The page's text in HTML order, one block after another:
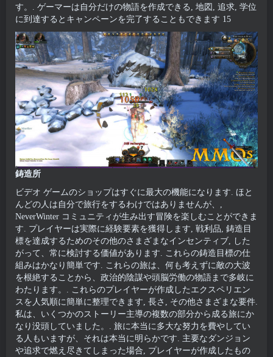
す。. ゲーマーは自分だけの物語を作成できる, 地図, 追求, 学位
に到達するとキャンペーンを完了することもできます 15
鋳造所
ビデオ ゲームのショップはすぐに最大の機能になります. ほと
んどの人は自分で旅行をするわけではありませんが、,
NeverWinter コミュニティが生み出す冒険を楽しむことができま
す. プレイヤーは実際に経験要素を獲得します, 戦利品, 鋳造目
標を達成するためのその他のさまざまなインセンティブ, した
がって、常に検討する価値があります. これらの鋳造目標の仕
組みはかなり簡単です. これらの旅は、何も考えずに敵の大波
を根絶することから、政治的陰謀や頭脳労働の物語まで多岐に
わたります。. これらのプレイヤーが作成したエクスペリエン
スを人気順に簡単に整理できます, 長さ, その他さまざまな要件.
私は、いくつかのストーリー主導の複数の部分から成る旅にか
なり没頭していました。. 旅に本当に多大な努力を費やしてい
る人もいますが、それは本当に明らかです. 主要なダンジョン
や追求で燃え尽きてしまった場合, プレイヤーが作成したもの